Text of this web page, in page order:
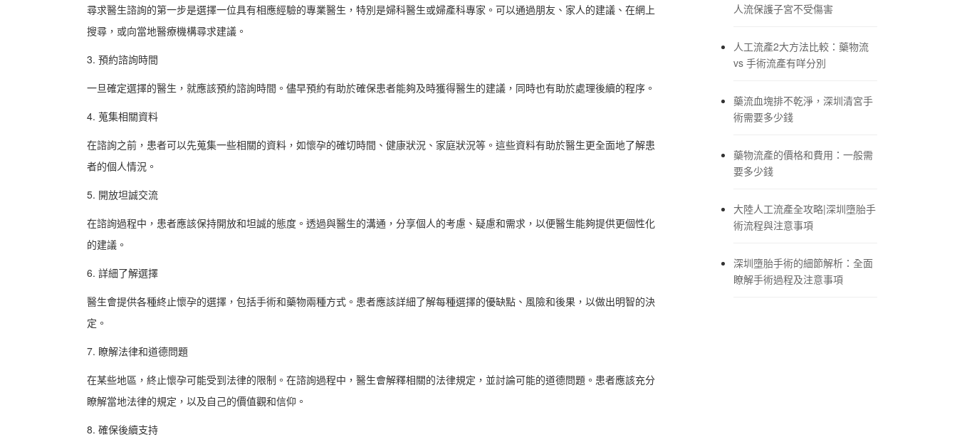
尋求醫生諮詢的第一步是選擇一位具有相應經驗的專業醫生，特別是婦科醫生或婦產科專家。可以通過朋友、家人的建議、在網上
搜尋，或向當地醫療機構尋求建議。
3. 預約諮詢時間
一旦確定選擇的醫生，就應該預約諮詢時間。儘早預約有助於確保患者能夠及時獲得醫生的建議，同時也有助於處理後續的程序。
4. 蒐集相關資料
在諮詢之前，患者可以先蒐集一些相關的資料，如懷孕的確切時間、健康狀況、家庭狀況等。這些資料有助於醫生更全面地了解患
者的個人情況。
5. 開放坦誠交流
在諮詢過程中，患者應該保持開放和坦誠的態度。透過與醫生的溝通，分享個人的考慮、疑慮和需求，以便醫生能夠提供更個性化
的建議。
6. 詳細了解選擇
醫生會提供各種終止懷孕的選擇，包括手術和藥物兩種方式。患者應該詳細了解每種選擇的優缺點、風險和後果，以做出明智的決
定。
7. 瞭解法律和道德問題
在某些地區，終止懷孕可能受到法律的限制。在諮詢過程中，醫生會解釋相關的法律規定，並討論可能的道德問題。患者應該充分
瞭解當地法律的規定，以及自己的價值觀和信仰。
8. 確保後續支持
人流保護子宮不受傷害
人工流產2大方法比較：藥物流
vs 手術流產有咩分別
藥流血塊排不乾淨，深圳清宮手
術需要多少錢
藥物流產的價格和費用：一般需
要多少錢
大陸人工流產全攻略|深圳墮胎手
術流程與注意事項
深圳墮胎手術的細節解析：全面
瞭解手術過程及注意事項